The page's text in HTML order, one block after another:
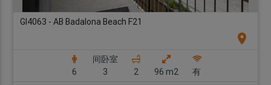
GI4063 - AB Badalona Beach F21
location_on
6
间卧室
3
2 96 m2
有